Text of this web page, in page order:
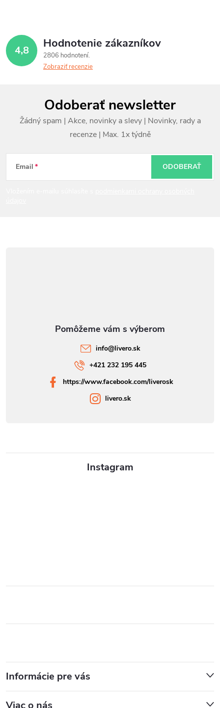
4,8 Hodnotenie zákazníkov
2806 hodnotení
Zobraziť recenzie
ä
Odoberať newsletter
Email ODOBERAŤ
Instagram
Informácie pre vás
Viac o nás
info@livero.sk
+421 232 195 445
https://www.facebook.com/liverosk
livero.sk